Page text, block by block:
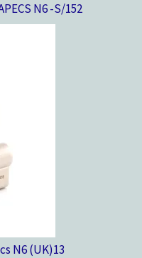
N6 -S/152
N6 (UK)13